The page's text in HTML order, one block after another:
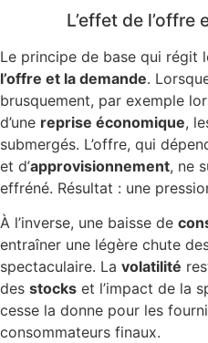
L’effet de l’offre
Le principe de base qui régit
l’offre et la demande.
brusquement, par exemple
d’une reprise économique,
submergés. L’offre, qui
et d’approvisionnement, ne
effréné. Résultat : une
À l’inverse, une baisse de
entraîner une légère chute
spectaculaire. La volatilité
des stocks et l’impact de la
cesse la donne pour les
consommateurs finaux.